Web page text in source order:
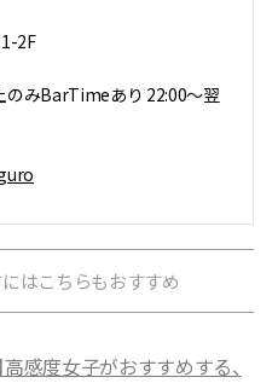
2F
のみBarTimeあり 22:00～翌
はこちらもおすすめ
高感度女子がおすすめする、